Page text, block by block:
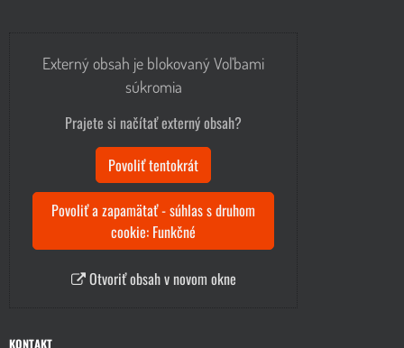
Externý obsah je blokovaný Voľbami
súkromia
Prajete si načítať externý obsah?
Povoliť tentokrát
Povoliť a zapamätať - súhlas s druhom
cookie: Funkčné
Otvoriť obsah v novom okne
KONTAKT